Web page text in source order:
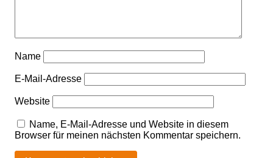
Name
E-Mail-Adresse
Website
Name, E-Mail-Adresse und Website in diesem
Browser für meinen nächsten Kommentar speichern.